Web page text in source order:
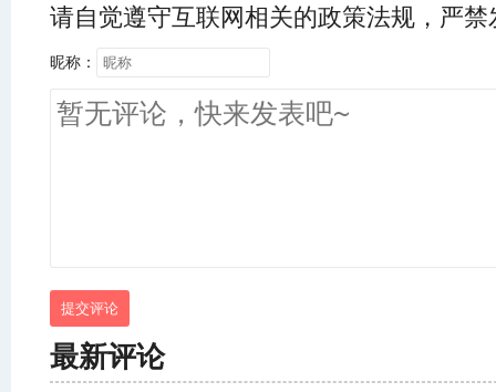
请自觉遵守互联网相关的政策法规，严
昵称：
提交评论
最新评论